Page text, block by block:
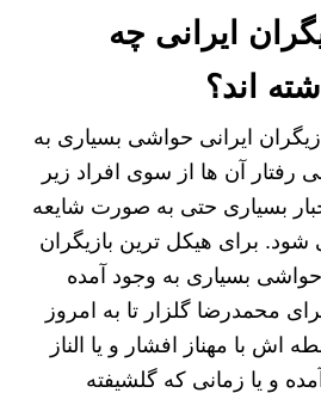
ایرانی چه
اند؟
ایرانی حواشی بسیاری به
رفتار آن ها از سوی افراد زیر
بسیاری حتی به صورت شایعه
شود. برای هیکل ترین بازیگران
حواشی بسیاری به وجود آمده
محمدرضا گلزار تا به امروز
اش با مهناز افشار و یا الناز
و یا زمانی که گلشیفته